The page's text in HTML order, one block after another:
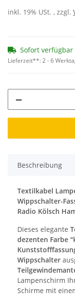
inkl. 19% USt. , zzgl.
Sofort verfügbar
Lieferzeit**:2 - 6
Beschreibung
Textilkabel
Wippschalter-
Radio Kölsch
Dieses elegante
dezenten Farbe
Wippschalter
Lampenschirm
Schirme mit